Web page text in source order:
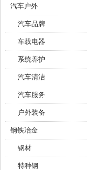
汽车户外
汽车品牌
车载电器
系统养护
汽车清洁
汽车服务
户外装备
钢铁冶金
钢材
特种钢